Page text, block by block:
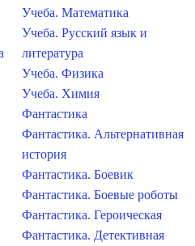
Учеба. Математика
Учеба. Русский язык и
литература
Учеба. Физика
Учеба. Химия
Фантастика
Фантастика. Альтернативная
история
Фантастика. Боевик
Фантастика. Боевые роботы
Фантастика. Героическая
Фантастика. Детективная